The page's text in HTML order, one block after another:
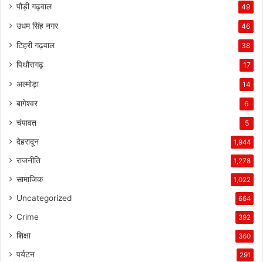
पौड़ी गढ़वाल 49
उधम सिंह नगर 46
टिहरी गढ़वाल 38
पिथौरागढ़ 17
अल्मोड़ा 14
बागेश्वर 6
चंपावत 5
देहरादून 1,944
राजनीति 1,278
सामाजिक 1,022
Uncategorized 664
Crime 392
शिक्षा 360
पर्यटन 291